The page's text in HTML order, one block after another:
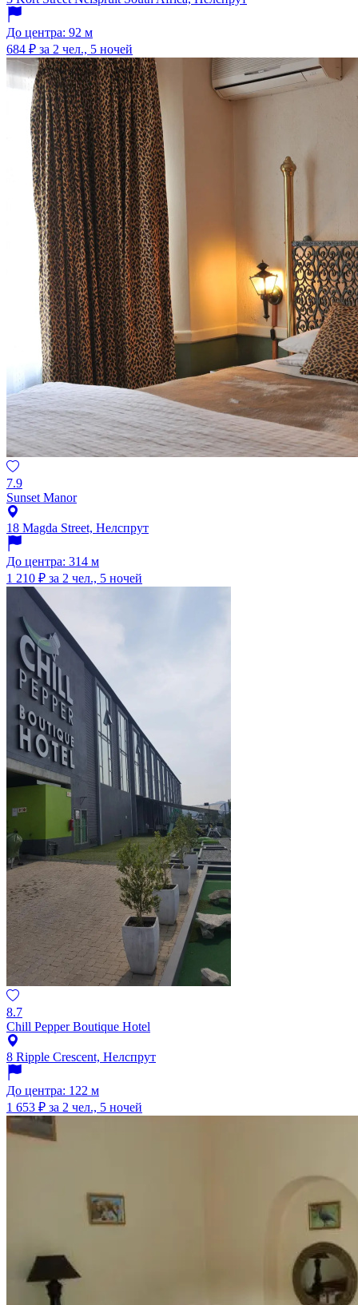
До центра: 92 м
684 ₽ за 2 чел., 5 ночей
7.9
Sunset Manor
18 Magda Street, Нелспрут
До центра: 314 м
1 210 ₽ за 2 чел., 5 ночей
8.7
Chill Pepper Boutique Hotel
8 Ripple Crescent, Нелспрут
До центра: 122 м
1 653 ₽ за 2 чел., 5 ночей